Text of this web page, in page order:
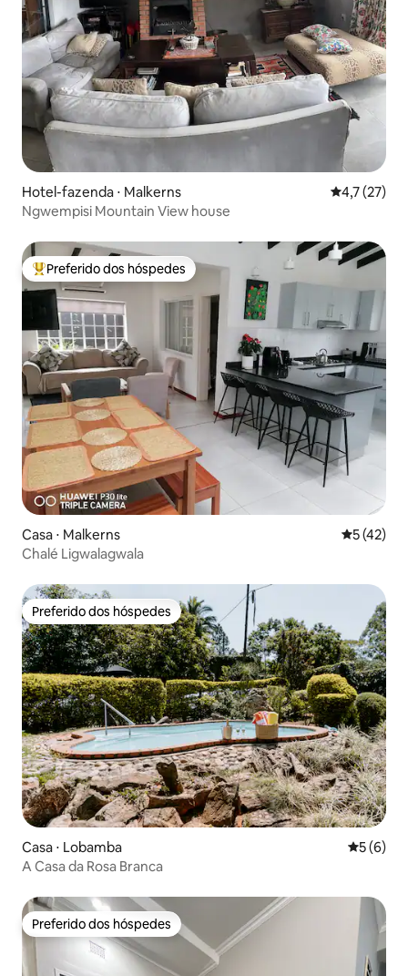
Hotel-fazenda ⋅ Malkerns 4,7 de uma
4,7 (27)
Ngwempisi Mountain View house
Entre os melhores preferidos dos hóspedes
Preferido dos hóspedes
Casa ⋅ Malkerns 5 de uma
5 (42)
Chalé Ligwalagwala
Preferido dos hóspedes
Preferido dos hóspedes
Casa ⋅ Lobamba 5 de
5 (6)
A Casa da Rosa Branca
Preferido dos hóspedes
Preferido dos hóspedes